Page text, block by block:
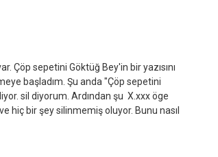
Çöp sepetini Göktüğ Bey'in bir yazısını
başladım. Şu anda "Çöp sepetini
sil diyorum. Ardından şu X.xxx öge
hiç bir şey silinmemiş oluyor. Bunu nasıl